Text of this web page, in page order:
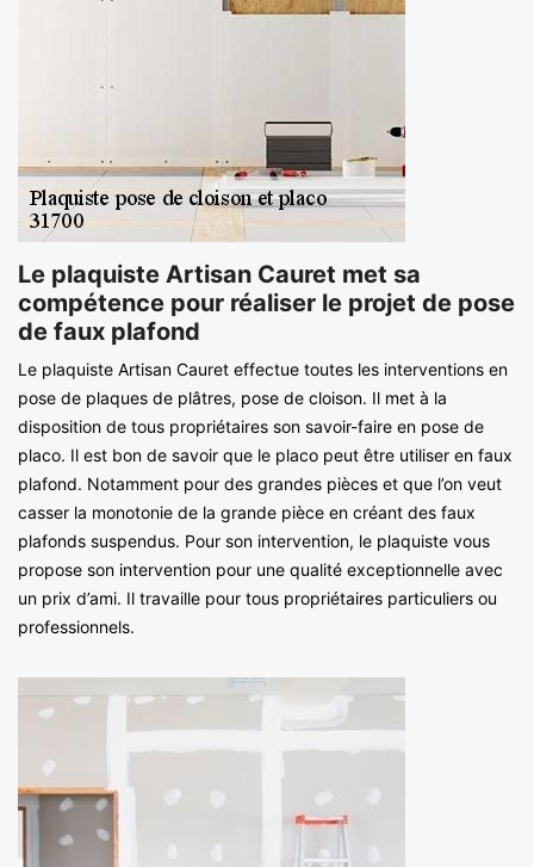
Le plaquiste Artisan Cauret met sa
compétence pour réaliser le projet de pose
de faux plafond
Le plaquiste Artisan Cauret effectue toutes les interventions en
pose de plaques de plâtres, pose de cloison. Il met à la
disposition de tous propriétaires son savoir-faire en pose de
placo. Il est bon de savoir que le placo peut être utiliser en faux
plafond. Notamment pour des grandes pièces et que l’on veut
casser la monotonie de la grande pièce en créant des faux
plafonds suspendus. Pour son intervention, le plaquiste vous
propose son intervention pour une qualité exceptionnelle avec
un prix d’ami. Il travaille pour tous propriétaires particuliers ou
professionnels.